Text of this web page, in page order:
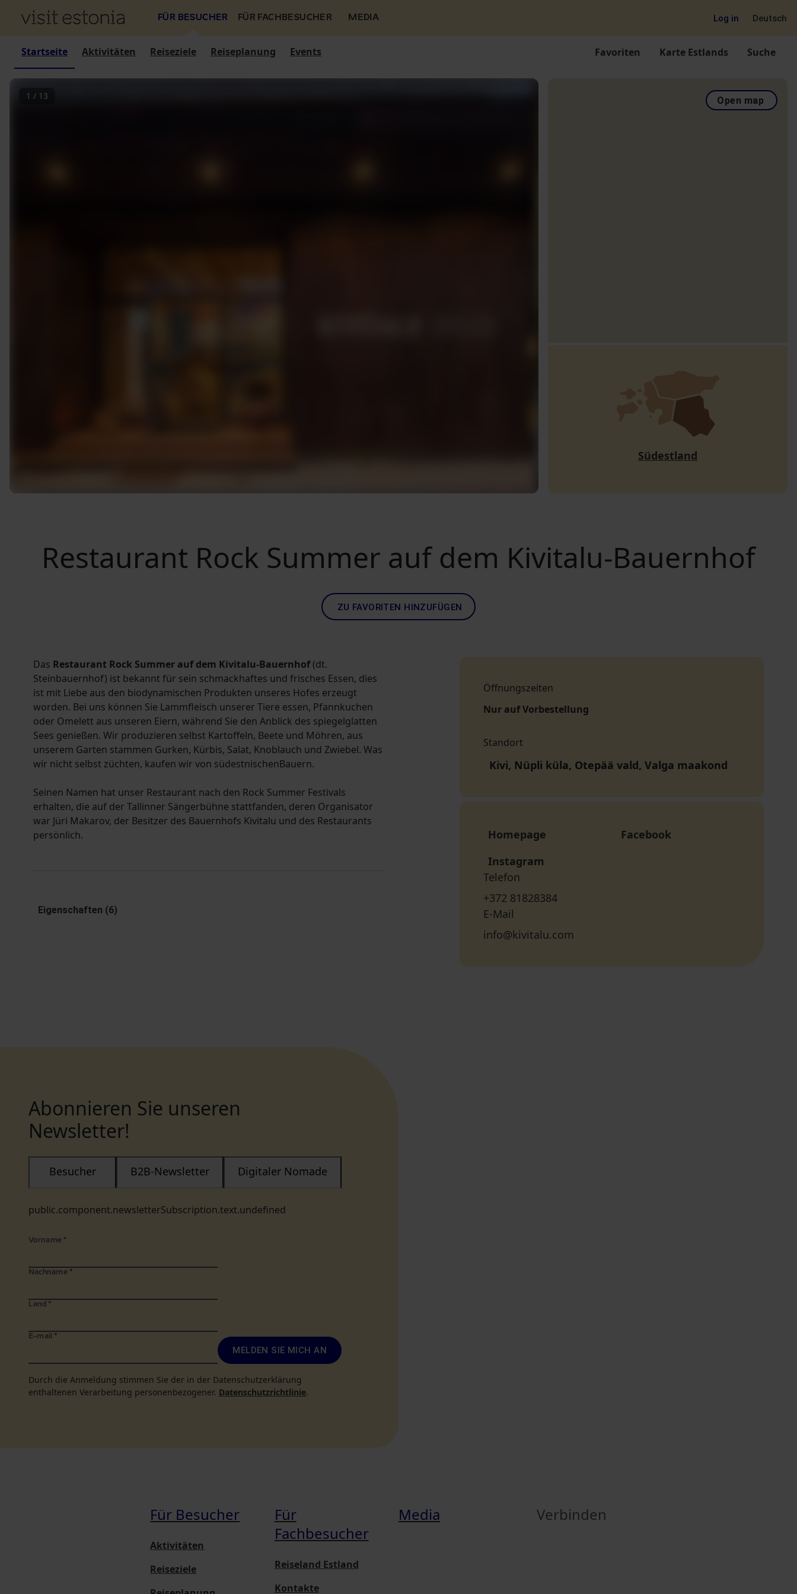
FÜR BESUCHER FÜR FACHBESUCHER MEDIA Log in Deutsch
Startseite Aktivitäten Reiseziele Reiseplanung Events Favoriten Karte Estlands Suche
1 / 13 Open map
Südestland
Restaurant Rock Summer auf dem Kivitalu-Bauernhof
ZU FAVORITEN HINZUFÜGEN
Das Restaurant Rock Summer auf dem Kivitalu-Bauernhof(dt.
Steinbauernhof) ist bekannt für sein schmackhaftes und frisches Essen, dies
ist mit Liebe aus den biodynamischen Produkten unseres Hofes erzeugt
worden. Bei uns können Sie Lammfleisch unserer Tiere essen, Pfannkuchen
oder Omelett aus unseren Eiern, während Sie den Anblick des spiegelglatten
Sees genießen. Wir produzieren selbst Kartoffeln, Beete und Möhren, aus
unserem Garten stammen Gurken, Kürbis, Salat, Knoblauch und Zwiebel. Was
wir nicht selbst züchten, kaufen wir von südestnischenBauern.
Seinen Namen hat unser Restaurant nach den Rock Summer Festivals
erhalten, die auf der Tallinner Sängerbühne stattfanden, deren Organisator
war Jüri Makarov, der Besitzer des Bauernhofs Kivitalu und des Restaurants
persönlich.
Eigenschaften (6)
Öffnungszeiten
Nur auf Vorbestellung
Standort
Kivi, Nüpli küla, Otepää vald, Valga maakond
Homepage
Facebook
Instagram
Telefon
+372 81828384
E-Mail
info@kivitalu.com
Abonnieren Sie unseren
Newsletter!
public.component.newsletterSubscription.text.undefined
Besucher B2B-Newsletter Digitaler Nomade
Vorname *
Nachname *
Land *
E-mail *
MELDEN SIE MICH AN
Durch die Anmeldung stimmen Sie der in der Datenschutzerklärung
enthaltenen Verarbeitung personenbezogener. Datenschutzrichtlinie.
Für Besucher
Aktivitäten
Reiseziele
Für
Fachbesucher
Reiseland Estland
Kontakte
Media Verbinden